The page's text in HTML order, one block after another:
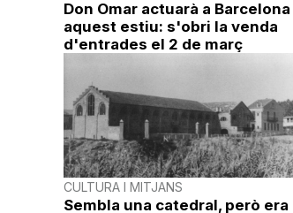
Don Omar actuarà a Barcelona
aquest estiu: s'obri la venda
d'entrades el 2 de març
CULTURA I MITJANS
Sembla una catedral, però era